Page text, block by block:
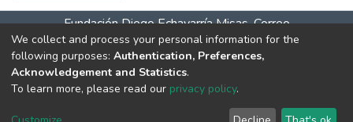
Fundación Diego Echavarría Misas. Correo
salaitagui@bibliodem.org teléfono: 604 277 07 61 celular –
WhatsApp 31> Horarios de atención: Lunes a viernes 9:00
a.m. a 6:00 p.m. Sábados 10:00 a.m. a 4:00 p.m.
software
copyright © 2002-2026
Cookie End User Send
We collect and process your personal information for the
following purposes: Authentication, Preferences,
Acknowledgement and Statistics.
To learn more, please read our privacy policy.